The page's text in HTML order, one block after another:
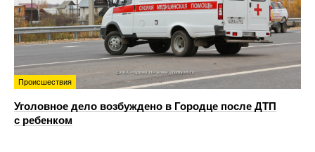
Происшествия
Уголовное дело возбуждено в Городце после ДТП
с ребенком